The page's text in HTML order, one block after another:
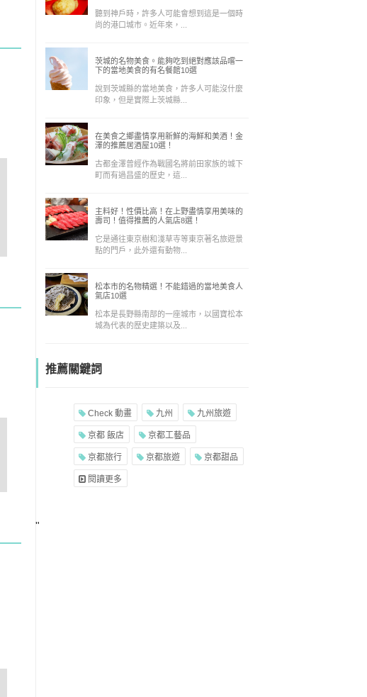
聽到神戶時，許多人可能會想到這是一個時
尚的港口城市。近年來，...
茨城的名物美食。能夠吃到絕對應該品嚐一
下的當地美食的有名餐館10選
說到茨城縣的當地美食，許多人可能沒什麼
印象，但是實際上茨城縣...
在美食之鄉盡情享用新鮮的海鮮和美酒！金
澤的推薦居酒屋10選！
古都金澤曾經作為戰國名將前田家族的城下
町而有過昌盛的歷史，這...
主料好！性價比高！在上野盡情享用美味的
壽司！值得推薦的人氣店8選！
它是通往東京樹和淺草寺等東京著名旅遊景
點的門戶，此外還有動物...
松本市的名物精選！不能錯過的當地美食人
氣店10選
松本是長野縣南部的一座城市，以國寶松本
城為代表的歷史建築以及...
推薦關鍵詞
Check 動畫 九州 九州旅遊
京都 飯店 京都工藝品
京都旅行 京都旅遊 京都甜品
閱讀更多
"